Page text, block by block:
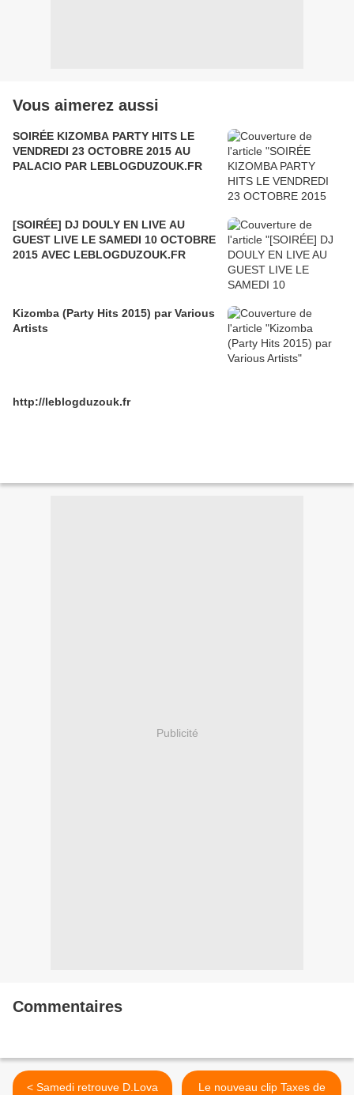
Vous aimerez aussi
SOIRÉE KIZOMBA PARTY HITS LE
VENDREDI 23 OCTOBRE 2015 AU
PALACIO PAR LEBLOGDUZOUK.FR
[SOIRÉE] DJ DOULY EN LIVE AU
GUEST LIVE LE SAMEDI 10 OCTOBRE
2015 AVEC LEBLOGDUZOUK.FR
Kizomba (Party Hits 2015) par Various
Artists
http://leblogduzouk.fr
Publicité
Commentaires
< Samedi retrouve D.Lova
Le nouveau clip Taxes de